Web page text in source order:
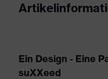
Ein Design - Eine
suXXeed